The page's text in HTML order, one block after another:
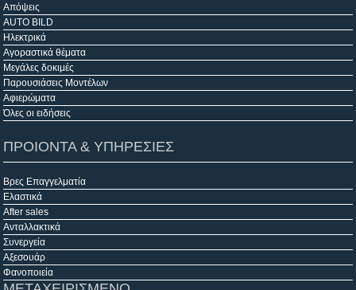
Απόψεις
AUTO BILD
Ηλεκτρικά
Αγοραστικά θέματα
Μεγάλες δοκιμές
Παρουσιάσεις Μοντέλων
Αφιερώματα
Όλες οι ειδήσεις
ΠΡΟΙΟΝΤΑ & ΥΠΗΡΕΣΙΕΣ
Βρες Επαγγελματία
Ελαστικά
After sales
Ανταλλακτικά
Συνεργεία
Αξεσουάρ
Φανοποιεία